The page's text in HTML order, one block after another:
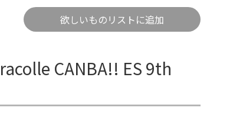
欲しいものリストに追加
CANBA!! ES 9th